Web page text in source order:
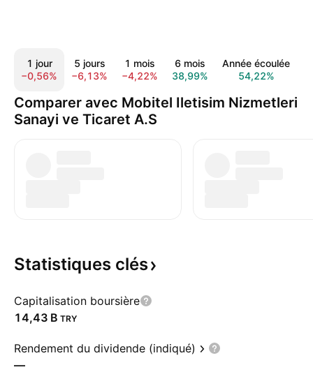
1 jour
−0,56%
5 jours
−6,13%
1 mois
−4,22%
6 mois
38,99%
Année écoulée
54,22%
Comparer avec Mobitel Iletisim Nizmetleri
Sanayi ve Ticaret A.S
Statistiques clés
Capitalisation boursière
‪14,43 B‬ TRY
Rendement du dividende (indiqué)
—